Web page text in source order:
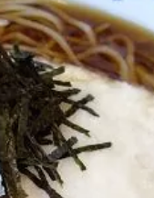
ホテル滞在記
舞台・ライブ
名古屋
ナナちゃん人形